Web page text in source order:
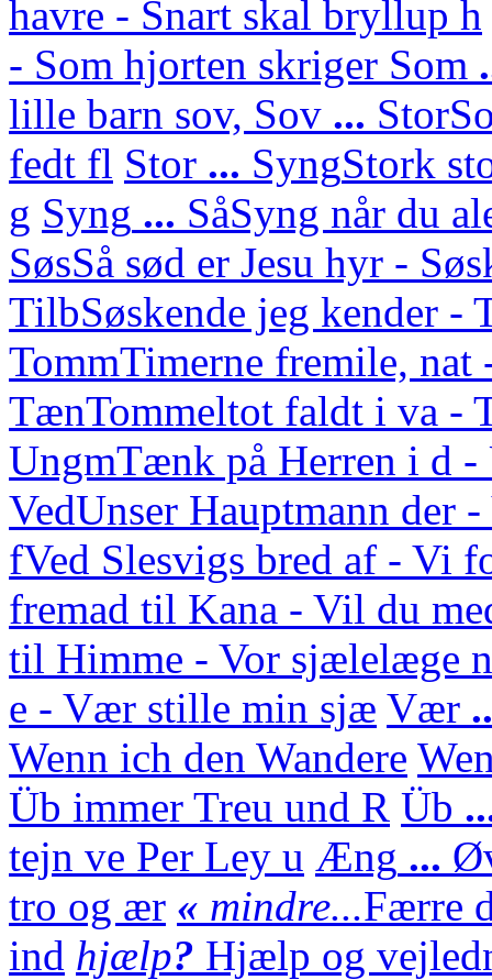
havre - Snart skal bryllup h
- Som hjorten skriger Som
lille barn sov, Sov ... Stor
fedt fl Stor ... SyngStork
g Syng ... SåSyng når du
SøsSå sød er Jesu hyr -
TilbSøskende jeg kender -
TommTimerne fremile,
TænTommeltot faldt i va -
UngmTænk på Herren i d -
VedUnser Hauptmann der
fVed Slesvigs bred af - Vi
fremad til Kana - Vil du
til Himme - Vor sjælelæge
e - Vær stille min sjæ Vær
Wenn ich den Wandere
Üb immer Treu und R Üb
tejn ve Per Ley u Æng ...
tro og ær « mindre...Færre
ind hjælp? Hjælp og